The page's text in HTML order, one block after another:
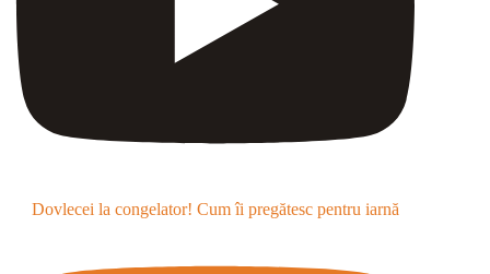
Dovlecei la congelator! Cum îi pregătesc pentru iarnă